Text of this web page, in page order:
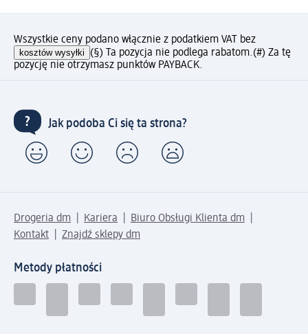
Wszystkie ceny podano włącznie z podatkiem VAT bez
kosztów wysyłki (§) Ta pozycja nie podlega rabatom.(#) Za tę
pozycję nie otrzymasz punktów PAYBACK.
Jak podoba Ci się ta strona?
Drogeria dm Kariera
Biuro Obsługi Klienta dm
Kontakt
Znajdź sklepy dm
Metody płatności